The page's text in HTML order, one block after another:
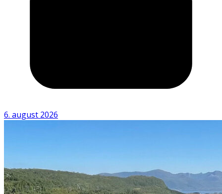
6. august 2026